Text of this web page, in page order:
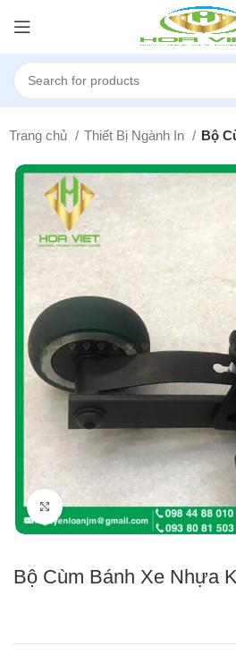
Trang chủ Thiết Bị Ngành In Bộ
Click to enlarge
Bộ Cùm Bánh Xe Nhựa